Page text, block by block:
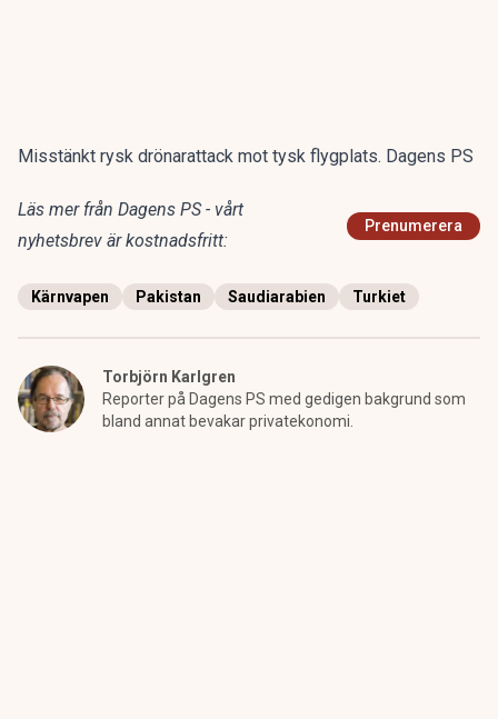
Misstänkt rysk drönarattack mot tysk flygplats. Dagens PS
Läs mer från Dagens PS - vårt
nyhetsbrev är kostnadsfritt:
Prenumerera
Kärnvapen Pakistan Saudiarabien Turkiet
Torbjörn Karlgren
Reporter på Dagens PS med gedigen bakgrund som
bland annat bevakar privatekonomi.